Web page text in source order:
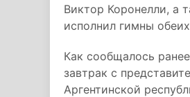
Виктор Коронелли, а
исполнил гимны
Как сообщалось
завтрак с
Аргентинской